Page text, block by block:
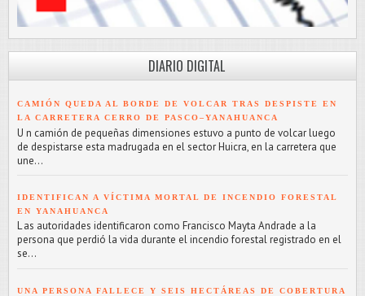
DIARIO DIGITAL
CAMIÓN QUEDA AL BORDE DE VOLCAR TRAS DESPISTE EN
LA CARRETERA CERRO DE PASCO–YANAHUANCA
U n camión de pequeñas dimensiones estuvo a punto de volcar luego
de despistarse esta madrugada en el sector Huicra, en la carretera que
une...
IDENTIFICAN A VÍCTIMA MORTAL DE INCENDIO FORESTAL
EN YANAHUANCA
L as autoridades identificaron como Francisco Mayta Andrade a la
persona que perdió la vida durante el incendio forestal registrado en el
se...
UNA PERSONA FALLECE Y SEIS HECTÁREAS DE COBERTURA